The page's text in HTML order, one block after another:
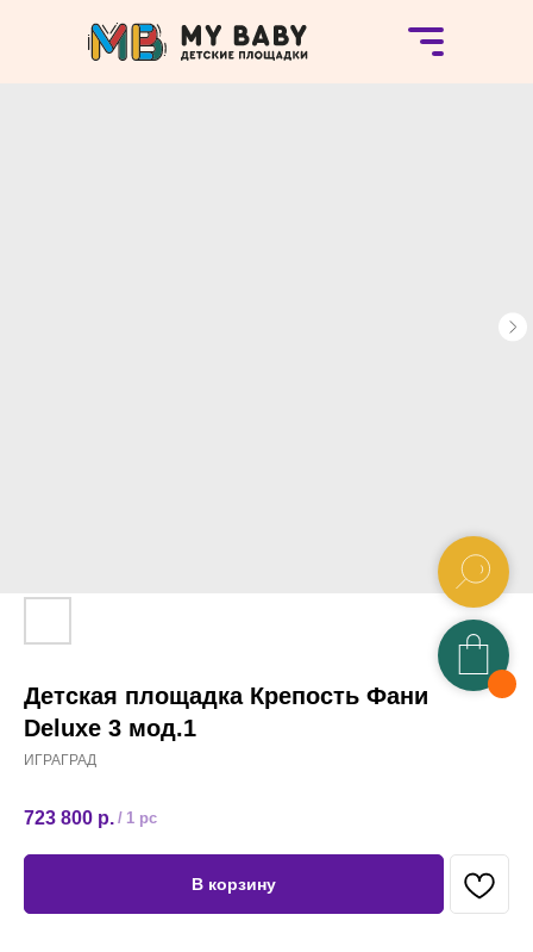
Детская площадка Крепость Фани
Deluxe 3 мод.1
ИГРАГРАД
723 800 р. / 1 pc
В корзину